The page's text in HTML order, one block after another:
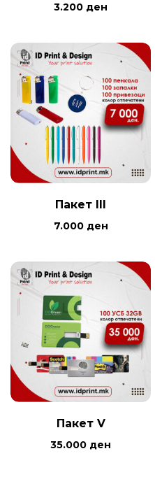
3.200 ден
Пакет III
7.000 ден
Пакет V
35.000 ден